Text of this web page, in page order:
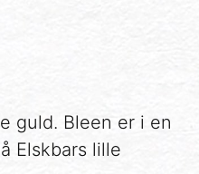
guld. Bleen er i en
Elskbars lille